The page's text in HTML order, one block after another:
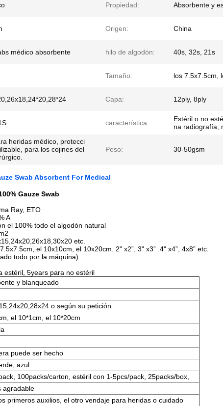
Propiedad: Absorbente y
Origen: China
médico absorbente hilo de algodón: 40s, 32s, 21s
Tamaño: los 7.5x7.5cm,
Capa: 12ply, 8ply
característica:
Estéril o no
na radiografía,
heridas médico, protecci
para los cojines del
Peso: 30-50gsm
Swab Absorbent For Medical
Gauze Swab
Ray, ETO
A
el 100% todo el algodón natural
etc.
el 10x10cm, el 10x20cm. 2" x2”, 3" x3” .4" x4”, 4x8” etc.
todo por la máquina)
estéril, 5years para no estéril
y blanqueado
o según su petición
el 10*1cm, el 10*20cm
puede ser hecho
azul
100packs/carton, estéril con 1-5pcs/pack, 25packs/box,
agradable
primeros auxilios, el otro vendaje para heridas o cuidado